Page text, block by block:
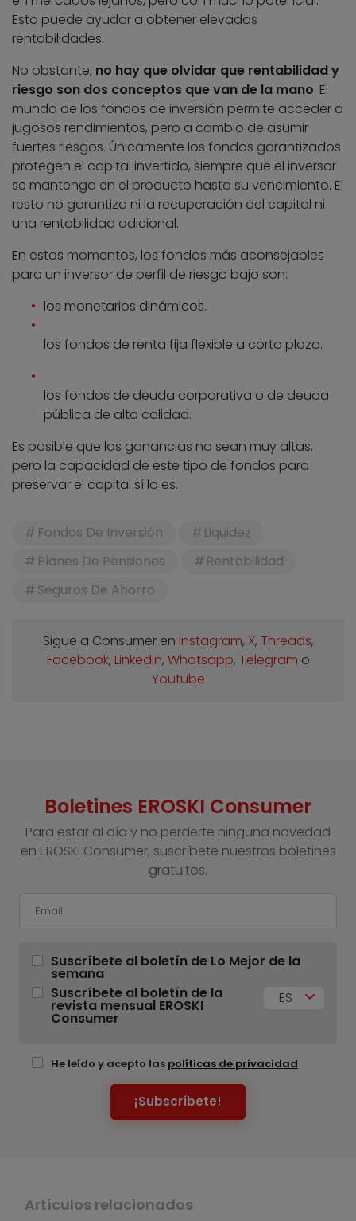
Esto puede ayudar a obtener elevadas
rentabilidades.
No obstante, no hay que olvidar que rentabilidad y
riesgo son dos conceptos que van de la mano. El
mundo de los fondos de inversión permite acceder a
jugosos rendimientos, pero a cambio de asumir
fuertes riesgos. Únicamente los fondos garantizados
protegen el capital invertido, siempre que el inversor
se mantenga en el producto hasta su vencimiento. El
resto no garantiza ni la recuperación del capital ni
una rentabilidad adicional.
En estos momentos, los fondos más aconsejables
para un inversor de perfil de riesgo bajo son:
los monetarios dinámicos.
los fondos de renta fija flexible a corto plazo.
los fondos de deuda corporativa o de deuda
pública de alta calidad.
Es posible que las ganancias no sean muy altas,
pero la capacidad de este tipo de fondos para
preservar el capital sí lo es.
Fondos De Inversión
Liquidez
Planes De Pensiones
Rentabilidad
Seguros De Ahorro
Sigue a Consumer en Instagram, X, Threads,
Facebook, Linkedin, Whatsapp, Telegram o
Youtube
Boletines EROSKI Consumer
Para estar al día y no perderte ninguna novedad
en EROSKI Consumer, suscríbete nuestros boletines
gratuitos.
Suscríbete al boletín de Lo Mejor de la
semana
Suscríbete al boletín de la
revista mensual EROSKI
Consumer
ES
He leído y acepto las políticas de privacidad
¡Subscríbete!
Artículos relacionados